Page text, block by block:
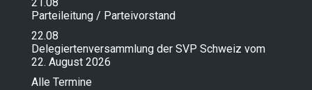
Parteileitung / Parteivorstand
22.08
Delegiertenversammlung der SVP Schweiz vom
22. August 2026
Alle Termine